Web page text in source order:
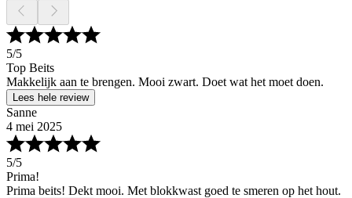
5/5
Top Beits
Makkelijk aan te brengen. Mooi zwart. Doet wat het moet doen.
Lees hele review
Sanne
4 mei 2025
5/5
Prima!
Prima beits! Dekt mooi. Met blokkwast goed te smeren op het hout.